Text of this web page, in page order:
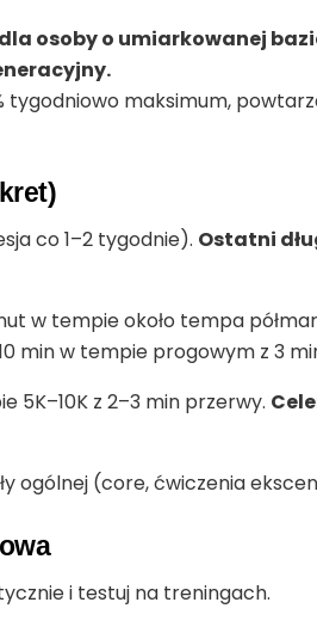
osoby o umiarkowanej
tygodniowo maksimum,
co 1–2 tygodnie). Ostatni
w tempie około tempa
min w tempie progowym z 3
5K–10K z 2–3 min przerwy.
ogólnej (core, ćwiczenia
i testuj na treningach.